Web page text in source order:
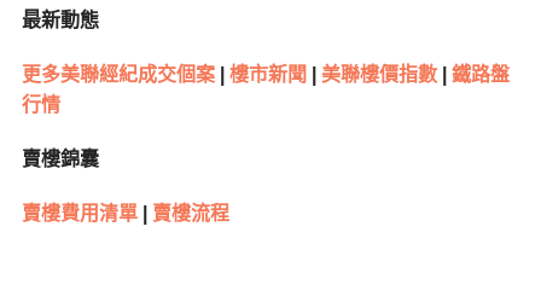
最新動態
更多美聯經紀成交個案| 樓市新聞 美聯樓價指數|
鐵路盤
行情
賣樓錦囊
賣樓費用清單| 賣樓流程